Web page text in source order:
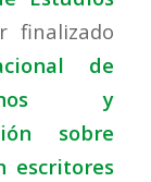
finalizado
de
y
sobre
escritores